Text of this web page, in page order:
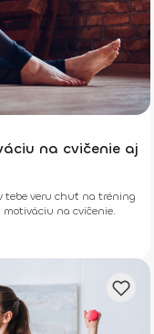
na cvičenie aj
tebe veru chuť na tréning
na cvičenie.